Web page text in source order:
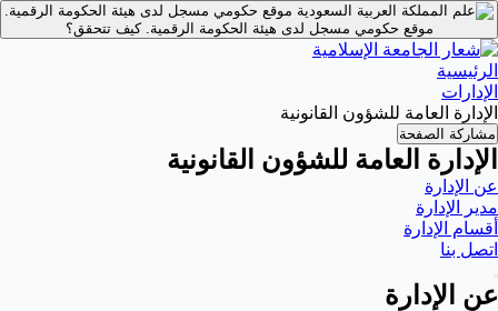
موقع حكومي مسجل لدى هيئة الحكومة الرقمية.
موقع حكومي مسجل لدى هيئة الحكومة الرقمية.كيف تتحقق؟
الرئيسية
الإدارات
الإدارة العامة للشؤون القانونية
مشاركة الصفحة
الإدارة العامة للشؤون القانونية
عن الإدارة
مدير الإدارة
أقسام الإدارة
اتصل بنا
عن الإدارة